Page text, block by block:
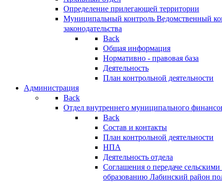
Определение прилегающей территории
Муниципальный контроль Ведомственный
законодательства
Back
Общая информация
Нормативно - правовая база
Деятельность
План контрольной деятельности
Администрация
Back
Отдел внутреннего муниципального
Back
Состав и контакты
План контрольной деятельности
НПА
Деятельность отдела
Соглашения о передаче
образованию Лабинский район